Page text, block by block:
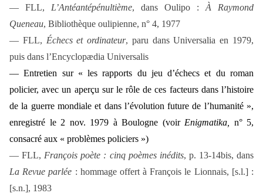
— FLL, L’Antéantépénultième, dans Oulipo : À Raymond
Queneau, Bibliothèque oulipienne, n° 4, 1977
— FLL, Échecs et ordinateur, paru dans Universalia en 1979,
puis dans l’Encyclopædia Universalis
— Entretien sur « les rapports du jeu d’échecs et du roman
policier, avec un aperçu sur le rôle de ces facteurs dans l’histoire
de la guerre mondiale et dans l’évolution future de l’humanité »,
enregistré le 2 nov. 1979 à Boulogne (voir Enigmatika,
n° 5,
consacré aux « problèmes policiers »)
— FLL, François poète : cinq poèmes inédits, p. 13-14bis, dans
La Revue parlée : hommage offert à François le Lionnais, [s.l.] :
[s.n.], 1983